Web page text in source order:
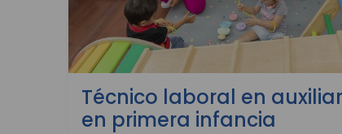
Técnico laboral en auxiliar
en primera infancia